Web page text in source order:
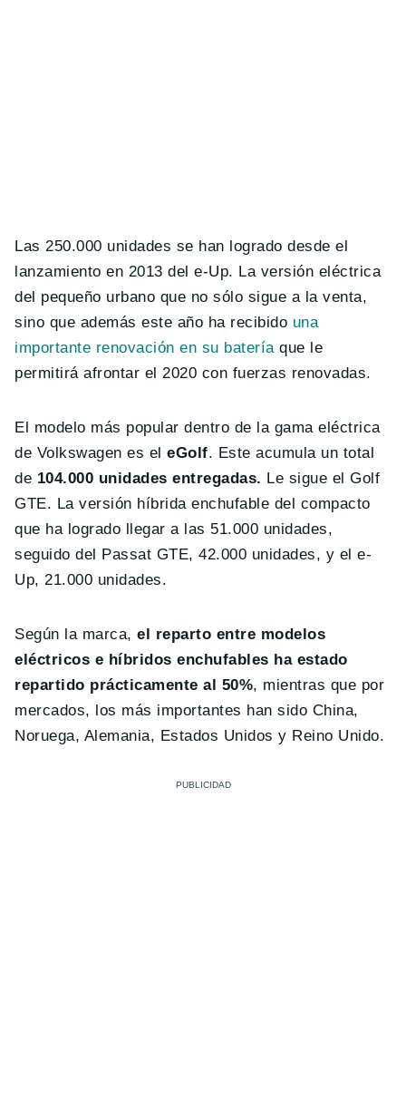
Las 250.000 unidades se han logrado desde el
lanzamiento en 2013 del e-Up. La versión eléctrica
del pequeño urbano que no sólo sigue a la venta,
sino que además este año ha recibido una
importante renovación en su batería que le
permitirá afrontar el 2020 con fuerzas renovadas.
El modelo más popular dentro de la gama eléctrica
de Volkswagen es el eGolf. Este acumula un total
de 104.000 unidades entregadas. Le sigue el Golf
GTE. La versión híbrida enchufable del compacto
que ha logrado llegar a las 51.000 unidades,
seguido del Passat GTE, 42.000 unidades, y el e-
Up, 21.000 unidades.
Según la marca,el reparto entre modelos
eléctricos e híbridos enchufables ha estado
repartido prácticamente al 50%, mientras que por
mercados, los más importantes han sido China,
Noruega, Alemania, Estados Unidos y Reino Unido.